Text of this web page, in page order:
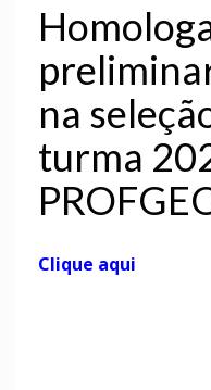
na
turma
Clique aqui